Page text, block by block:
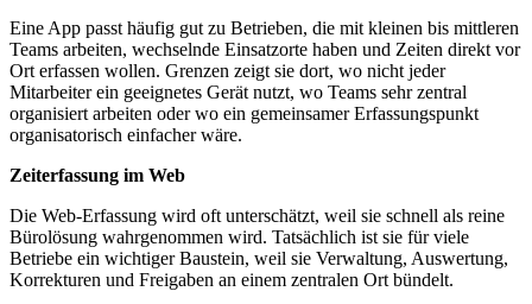
Eine App passt häufig gut zu Betrieben, die mit kleinen bis mittleren
Teams arbeiten, wechselnde Einsatzorte haben und Zeiten direkt vor
Ort erfassen wollen. Grenzen zeigt sie dort, wo nicht jeder
Mitarbeiter ein geeignetes Gerät nutzt, wo Teams sehr zentral
organisiert arbeiten oder wo ein gemeinsamer Erfassungspunkt
organisatorisch einfacher wäre.
Zeiterfassung im Web
Die Web-Erfassung wird oft unterschätzt, weil sie schnell als reine
Bürolösung wahrgenommen wird. Tatsächlich ist sie für viele
Betriebe ein wichtiger Baustein, weil sie Verwaltung, Auswertung,
Korrekturen und Freigaben an einem zentralen Ort bündelt.